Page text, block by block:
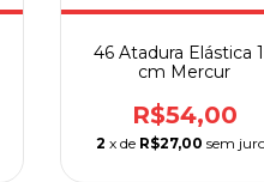
46 Atadura Elástica
cm Mercur
R$54,00
2 x de R$27,00 sem